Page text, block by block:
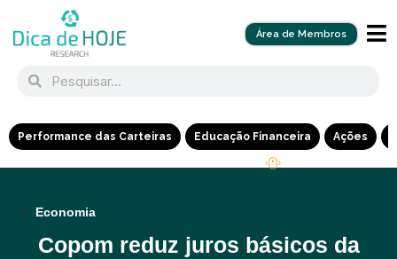
Área de Membros
Performance das Carteiras Educação Financeira Ações
Economia
Copom reduz juros básicos da